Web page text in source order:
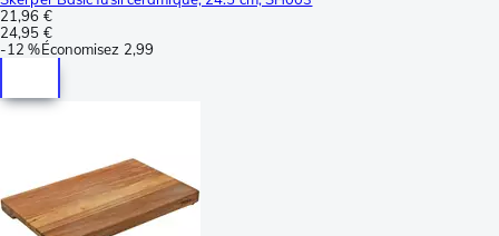
21,96 €
24,95 €
-12 %Économisez 2,99